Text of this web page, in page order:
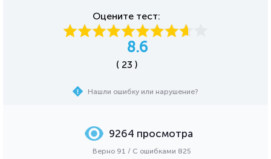
Оцените тест:
8.6
( 23 )
Нашли ошибку или нарушение?
9264 просмотра
Верно 91 / С ошибками 825